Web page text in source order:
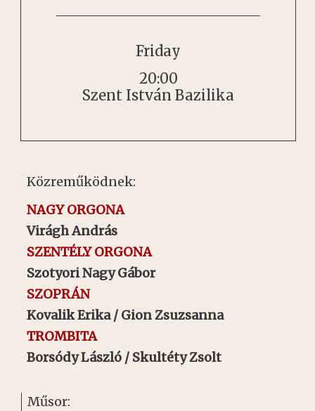
Friday
20:00
Szent István Bazilika
Közreműködnek:
NAGY ORGONA
VirághAndrás
SZENTÉLY ORGONA
Szotyori Nagy Gábor
SZOPRÁN
Kovalik Erika / Gion Zsuzsanna
TROMBITA
Borsódy László / Skultéty Zsolt
Műsor: